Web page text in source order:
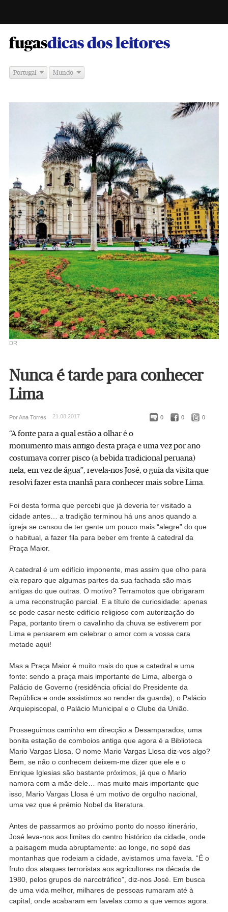
fugas -
dicas dos leitores
Portugal Mundo
DR
Nunca é tarde para conhecer
Lima
0 0 0
Por Ana Torres 21.08.2017
“A fonte para a qual estão a olhar é o
monumento mais antigo desta praça e uma vez por ano
costumava correr pisco (a bebida tradicional peruana)
nela, em vez de água”, revela-nos José, o guia da visita que
resolvi fazer esta manhã para conhecer mais sobre Lima.
Foi desta forma que percebi que já deveria ter visitado a
cidade antes… a tradição terminou há uns anos quando a
igreja se cansou de ter gente um pouco mais “alegre” do que
o habitual, a fazer fila para beber em frente à catedral da
Praça Maior.
A catedral é um edifício imponente, mas assim que olho para
ela reparo que algumas partes da sua fachada são mais
antigas do que outras. O motivo? Terramotos que obrigaram
a uma reconstrução parcial. E a título de curiosidade: apenas
se pode casar neste edifício religioso com autorização do
Papa, portanto tirem o cavalinho da chuva se estiverem por
Lima e pensarem em celebrar o amor com a vossa cara
metade aqui!
Mas a Praça Maior é muito mais do que a catedral e uma
fonte: sendo a praça mais importante de Lima, alberga o
Palácio de Governo (residência oficial do Presidente da
República e onde assistimos ao render da guarda), o Palácio
Arquiepiscopal, o Palácio Municipal e o Clube da União.
Prosseguimos caminho em direcção a Desamparados, uma
bonita estação de comboios antiga que agora é a Biblioteca
Mario Vargas Llosa. O nome Mario Vargas Llosa diz-vos algo?
Bem, se não o conhecem deixem-me dizer que ele e o
Enrique Iglesias são bastante próximos, já que o Mario
namora com a mãe dele… mas muito mais importante que
isso, Mario Vargas Llosa é um motivo de orgulho nacional,
uma vez que é prémio Nobel da literatura.
Antes de passarmos ao próximo ponto do nosso itinerário,
José leva-nos aos limites do centro histórico da cidade, onde
a paisagem muda abruptamente: ao longe, no sopé das
montanhas que rodeiam a cidade, avistamos uma favela. “É o
fruto dos ataques terroristas aos agricultores na década de
1980, pelos grupos de narcotráfico”, diz-nos José. Em busca
de uma vida melhor, milhares de pessoas rumaram até à
capital, onde acabaram em favelas como a que vemos agora.